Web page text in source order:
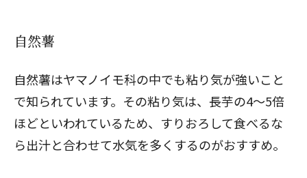
自然薯
自然薯はヤマノイモ科の中でも粘り気が強いこと
で知られています。その粘り気は、長芋の4～5倍
ほどといわれているため、すりおろして食べるな
ら出汁と合わせて水気を多くするのがおすすめ。